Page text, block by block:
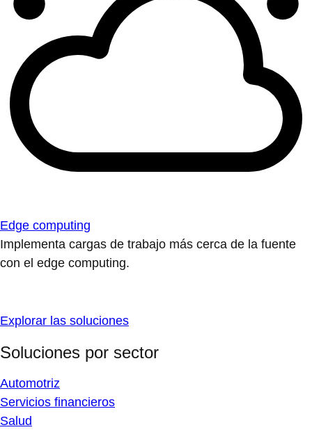
Edge computing
Implementa cargas de trabajo más cerca de la fuente
con el edge computing.
Explorar las soluciones
Soluciones por sector
Automotriz
Servicios financieros
Salud